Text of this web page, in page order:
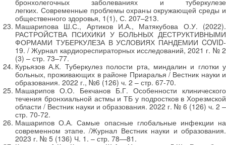
бронхолегочных заболеваниях и туберкулезе
легких. Современные проблемы охраны окружающей среды и
общественного здоровья, 1(1), С. 207–213.
Машарипова Ш.С., Артиков И.А., Матякубова О.У. (2022).
РАСТРОЙСТВА ПСИХИКИ У БОЛЬНЫХ ДЕСТРУКТИВНЫМИ
ФОРМАМИ ТУБЕРКУЛЕЗА В УСЛОВИЯХ ПАНДЕМИИ COVID-
19. / Журнал кардиореспираторных исследований, 2021 г. № 2
(3) – стр. 73–77.
Курьязов А.К. Туберкулез полости рта, миндалин и глотки у
больных, проживающих в районе Приаралья / Вестник науки и
образования. 2022 г., №6 (126) ч. 2 – стр. 67-70.
Машарипов О.О. Бекчанов Б.Г. Особенности клинического
течения бронхиальной астмы и ТБ у подростков в Хорезмской
области / Вестник науки и образования. 2022 г. № 6 (126) ч. 2 –
стр. 70-72.
Машарипов О.А. Самые опасные глобальные инфекции на
современном этапе. /Журнал Вестник науки и образования.
2023 г. № 5 (136) Ч. 1. – стр. 78—81.